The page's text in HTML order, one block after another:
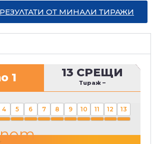
ОТ МИНАЛИ ТИРАЖИ
1 13 СРЕЩИ
Тираж –
4 5 6 7 8 9 10 11 12 13